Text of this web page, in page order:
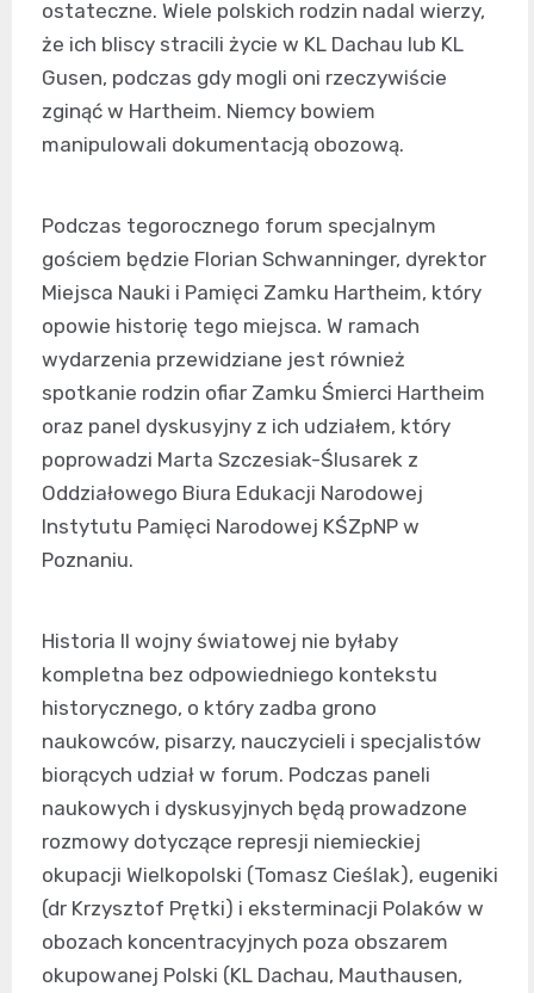
ostateczne. Wiele polskich rodzin nadal wierzy,
że ich bliscy stracili życie w KL Dachau lub KL
Gusen, podczas gdy mogli oni rzeczywiście
zginąć w Hartheim. Niemcy bowiem
manipulowali dokumentacją obozową.
Podczas tegorocznego forum specjalnym
gościem będzie Florian Schwanninger, dyrektor
Miejsca Nauki i Pamięci Zamku Hartheim, który
opowie historię tego miejsca. W ramach
wydarzenia przewidziane jest również
spotkanie rodzin ofiar Zamku Śmierci Hartheim
oraz panel dyskusyjny z ich udziałem, który
poprowadzi Marta Szczesiak-Ślusarek z
Oddziałowego Biura Edukacji Narodowej
Instytutu Pamięci Narodowej KŚZpNP w
Poznaniu.
Historia II wojny światowej nie byłaby
kompletna bez odpowiedniego kontekstu
historycznego, o który zadba grono
naukowców, pisarzy, nauczycieli i specjalistów
biorących udział w forum. Podczas paneli
naukowych i dyskusyjnych będą prowadzone
rozmowy dotyczące represji niemieckiej
okupacji Wielkopolski (Tomasz Cieślak), eugeniki
(dr Krzysztof Prętki) i eksterminacji Polaków w
obozach koncentracyjnych poza obszarem
okupowanej Polski (KL Dachau, Mauthausen,